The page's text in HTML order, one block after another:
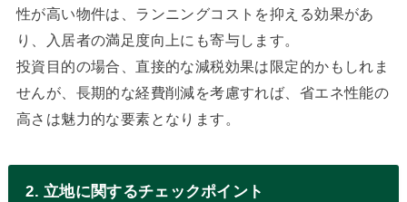
性が高い物件は、ランニングコストを抑える効果があ
り、入居者の満足度向上にも寄与します。
投資目的の場合、直接的な減税効果は限定的かもしれま
せんが、長期的な経費削減を考慮すれば、省エネ性能の
高さは魅力的な要素となります。
2. 立地に関するチェックポイント